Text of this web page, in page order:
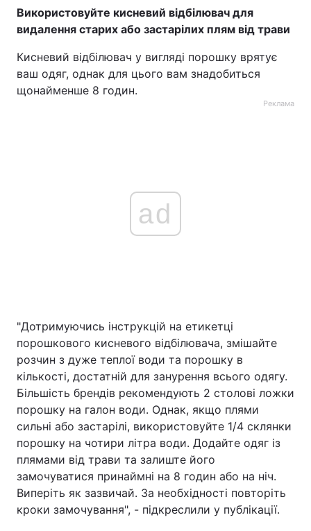
Використовуйте кисневий відбілювач для
видалення старих або застарілих плям від трави
Кисневий відбілювач у вигляді порошку врятує
ваш одяг, однак для цього вам знадобиться
щонайменше 8 годин.
Реклама
ad
"Дотримуючись інструкцій на етикетці
порошкового кисневого відбілювача, змішайте
розчин з дуже теплої води та порошку в
кількості, достатній для занурення всього одягу.
Більшість брендів рекомендують 2 столові ложки
порошку на галон води. Однак, якщо плями
сильні або застарілі, використовуйте 1/4 склянки
порошку на чотири літра води. Додайте одяг із
плямами від трави та залиште його
замочуватися принаймні на 8 годин або на ніч.
Виперіть як зазвичай. За необхідності повторіть
кроки замочування", - підкреслили у публікації.